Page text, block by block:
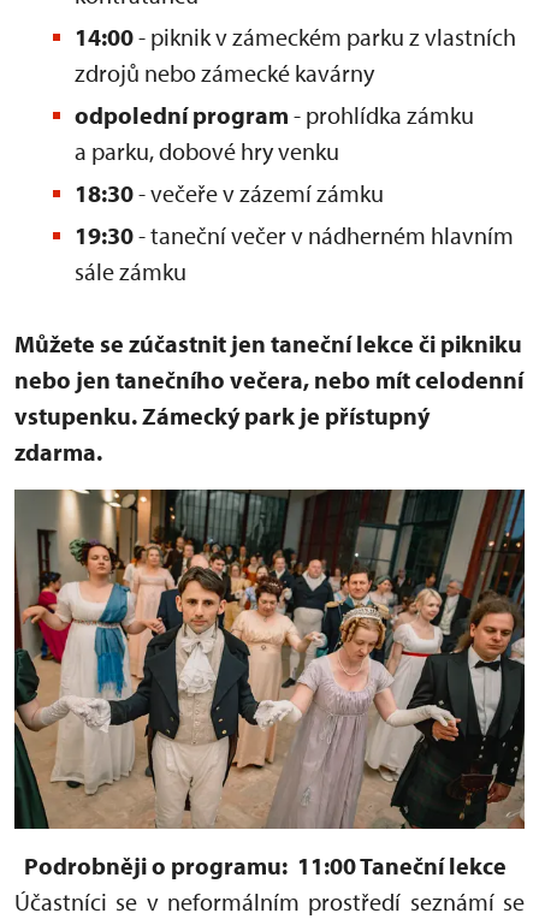
14:00- piknik v zámeckém parku z vlastních
zdrojů nebo zámecké kavárny
odpolední program - prohlídka zámku
a parku, dobové hry venku
18:30- večeře v zázemí zámku
19:30- taneční večer v nádherném hlavním
sále zámku
Můžete se zúčastnit jen taneční lekce či pikniku
nebo jen tanečního večera, nebo mít celodenní
vstupenku. Zámecký park je přístupný
zdarma.
Podrobněji o programu: 11:00 Taneční lekce
Účastníci se v neformálním prostředí seznámí se